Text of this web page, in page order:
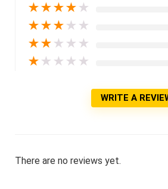
★★★★ ★
★★★ ★ ★
★★ ★ ★ ★
★ ★ ★ ★ ★
WRITE A
There are no reviews yet.